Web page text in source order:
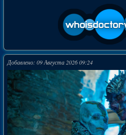
Добавлено: 09 Августа 2026 09:24